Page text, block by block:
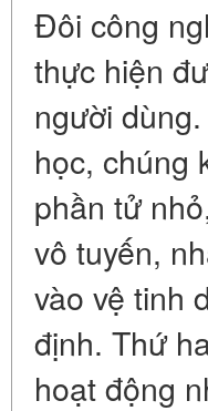
Đôi công
thực hiện
người
học, chúng
phần tử
vô tuyến,
vào vệ tinh
định. Thứ
hoạt động